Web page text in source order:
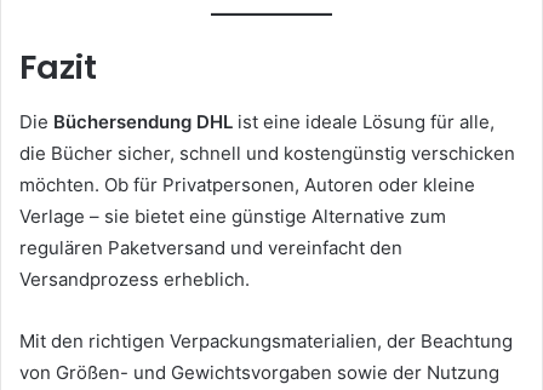
Fazit
Die Büchersendung DHL ist eine ideale Lösung für alle,
die Bücher sicher, schnell und kostengünstig verschicken
möchten. Ob für Privatpersonen, Autoren oder kleine
Verlage – sie bietet eine günstige Alternative zum
regulären Paketversand und vereinfacht den
Versandprozess erheblich.
Mit den richtigen Verpackungsmaterialien, der Beachtung
von Größen- und Gewichtsvorgaben sowie der Nutzung